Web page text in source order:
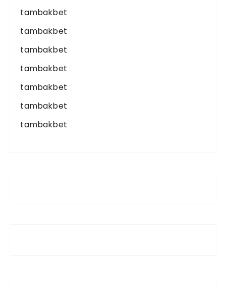
tambakbet
tambakbet
tambakbet
tambakbet
tambakbet
tambakbet
tambakbet